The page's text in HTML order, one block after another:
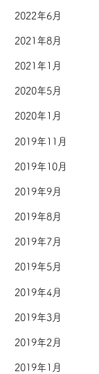
2022年6月
2021年8月
2021年1月
2020年5月
2020年1月
2019年11月
2019年10月
2019年9月
2019年8月
2019年7月
2019年5月
2019年4月
2019年3月
2019年2月
2019年1月